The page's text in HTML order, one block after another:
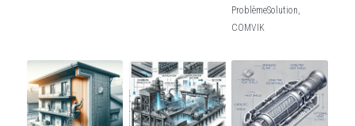
ProblèmeSolution,
COMVIK